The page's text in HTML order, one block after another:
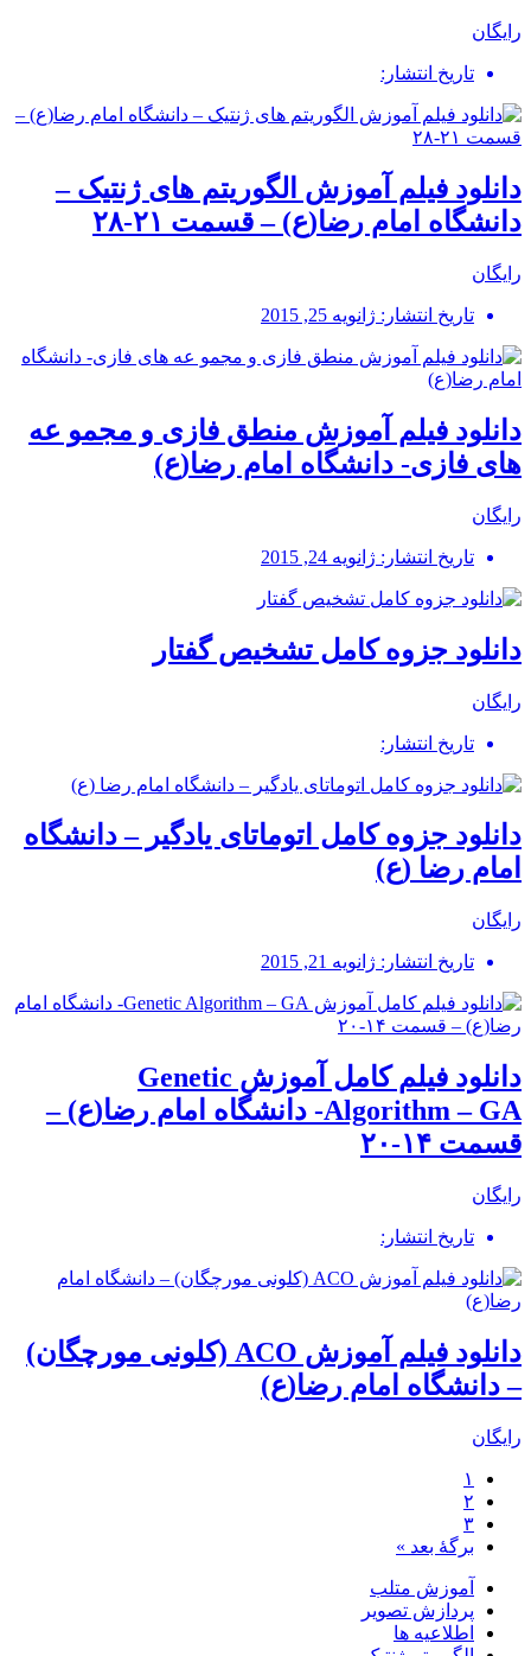
رایگان
تاریخ انتشار:
دانلود فیلم آموزش الگوریتم های ژنتیک –
دانشگاه امام رضا(ع) – قسمت ۲۱-۲۸
رایگان
تاریخ انتشار: ژانویه 25, 2015
دانلود فیلم آموزش منطق فازی و مجمو عه
های فازی- دانشگاه امام رضا(ع)
رایگان
تاریخ انتشار: ژانویه 24, 2015
دانلود جزوه کامل تشخیص گفتار
رایگان
تاریخ انتشار:
دانلود جزوه کامل اتوماتای یادگیر – دانشگاه
امام رضا (ع)
رایگان
تاریخ انتشار: ژانویه 21, 2015
دانلود فیلم کامل آموزش Genetic
Algorithm – GA- دانشگاه امام رضا(ع) –
قسمت ۱۴-۲۰
رایگان
تاریخ انتشار:
دانلود فیلم آموزش ACO (کلونی مورچگان)
– دانشگاه امام رضا(ع)
رایگان
۱
۲
۳
برگهٔ بعد »
آموزش متلب
پردازش تصویر
اطلاعیه ها